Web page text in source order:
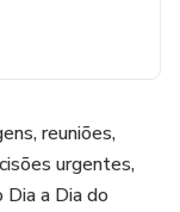
reuniões,
urgentes,
a Dia do